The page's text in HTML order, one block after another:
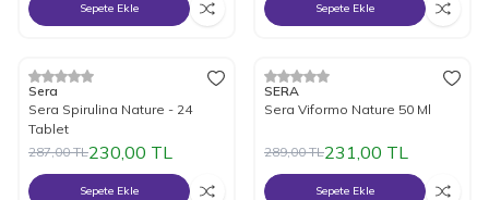
Sepete Ekle Sepete Ekle
%20İndirim
Sera
Sera Spirulina Nature - 24
Tablet
287,00TL230,00 TL
Sepete Ekle
%20İndirim
SERA
Sera Viformo Nature 50 Ml
289,00TL231,00 TL
Sepete Ekle